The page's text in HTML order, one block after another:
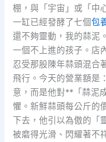
棚，與「宇宙」或「中
一缸已經發酵了七個包
還不夠靈動，我的蒜泥
一個不上進的孩子。店
忍受那股陳年蒜頭混合
飛行。今天的營業額是
意，而是他對**「蒜泥
懼。新鮮蒜頭每公斤的
下去，他引以為傲的「
被磨得光滑、閃耀著不